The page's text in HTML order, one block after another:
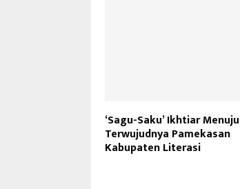
‘Sagu-Saku’ Ikhtiar Menuju
Terwujudnya Pamekasan
Kabupaten Literasi